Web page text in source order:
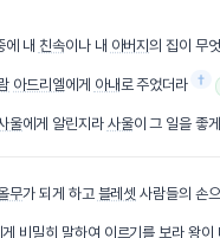
에 내 친속이나 내 아버지의 집이 무
아드리엘에게 아내로 주었더라 †
울에게 알린지라 사울이 그 일을 좋
무가 되게 하고 블레셋 사람들의 손
게 비밀히 말하여 이르기를 보라 왕